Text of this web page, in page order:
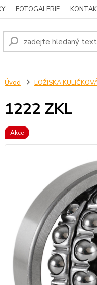
FOTOGALERIE
Úvod LOŽISKA
1222 ZKL
Akce